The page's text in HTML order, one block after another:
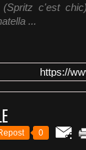
(Spritz c'est
...
https://
0